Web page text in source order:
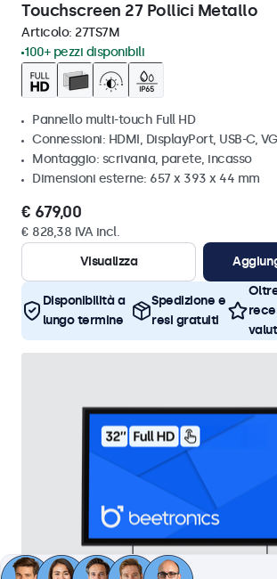
Touchscreen 27 Pollici Metallo
Articolo: 27TS7M
100+ pezzi disponibili
Pannello multi-touch Full HD
Connessioni: HDMI, DisplayPort, USB-C,
Montaggio: scrivania, parete, incasso
Dimensioni esterne: 657 x 393 x 44 mm
€ 679,00
€ 828,38 IVA incl.
Visualizza
Disponibilità a
lungo termine
Spedizione e
resi gratuiti